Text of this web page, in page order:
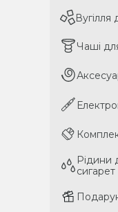
Вугілля
Чаші
Рідини
сигарет
Вугілля
Чаші
Рідини
сигарет